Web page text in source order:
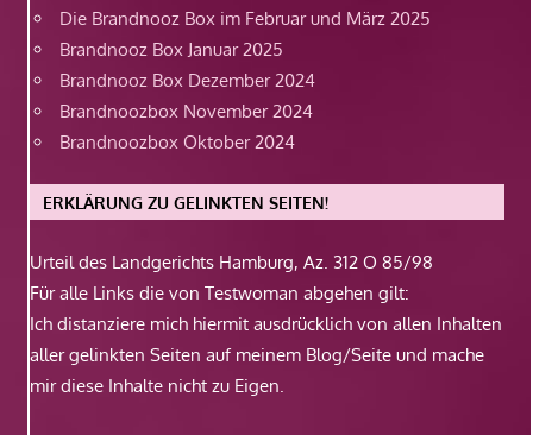
Die Brandnooz Box im Februar und März 2025
Brandnooz Box Januar 2025
Brandnooz Box Dezember 2024
Brandnoozbox November 2024
Brandnoozbox Oktober 2024
ERKLÄRUNG ZU GELINKTEN SEITEN!
Urteil des Landgerichts Hamburg, Az. 312 O 85/98
Für alle Links die von Testwoman abgehen gilt:
Ich distanziere mich hiermit ausdrücklich von allen Inhalten
aller gelinkten Seiten auf meinem Blog/Seite und mache
mir diese Inhalte nicht zu Eigen.